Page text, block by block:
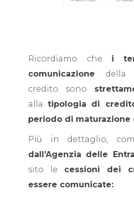
Ricordiamo che i
comunicazione della
credito sono
allatipologia di
periodo di maturazione
Più in dettaglio,
dall’Agenzia delle
sito le cessioni dei
essere comunicate: